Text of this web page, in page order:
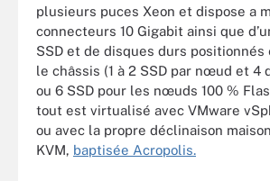
plusieurs puces Xeon et dispose a
connecteurs 10 Gigabit ainsi que
SSD et de disques durs
le châssis (1 à 2 SSD par nœud et 4
ou 6 SSD pour les nœuds 100 %
tout est virtualisé avec VMware
ou avec la propre déclinaison
KVM, baptisée Acropolis.